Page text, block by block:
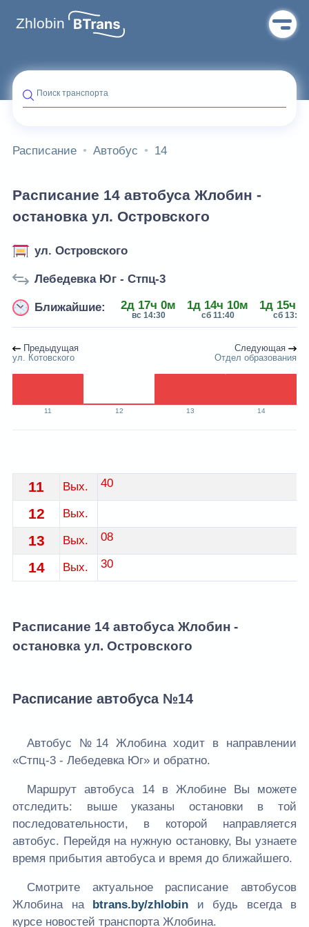
Zhlobin
Поиск транспорта
Расписание Автобус 14
Расписание 14 автобуса Жлобин -
остановка ул. Островского
ул. Островского
Лебедевка Юг - Стпц-3
Ближайшие: 2д 17ч 0м
вс 14:30
1д 14ч 10м
сб 11:40
1д 15ч
сб 13:08
Предыдущая
ул. Котовского
Следующая
Отдел образования
11 12 13 14
Расписание 14 автобуса Жлобин - остановка ул.
11 Вых. 40
12 Вых.
13 Вых. 08
14 Вых. 30
Расписание 14 автобуса Жлобин -
остановка ул. Островского
Расписание автобуса №14
Автобус №14 Жлобина ходит в направлении
«Стпц-3 - Лебедевка Юг» и обратно.
Маршрут автобуса 14 в Жлобине Вы можете
отследить: выше указаны остановки в той
последовательности, в которой направляется
автобус. Перейдя на нужную остановку, Вы узнаете
время прибытия автобуса и время до ближайшего.
Смотрите актуальное расписание автобусов
Жлобина на btrans.by/zhlobin и будь всегда в
курсе новостей транспорта Жлобина.